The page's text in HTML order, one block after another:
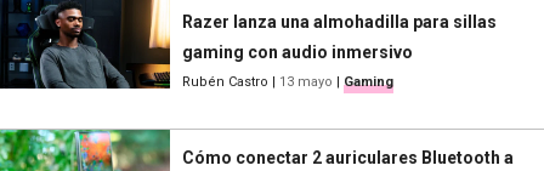
Razer lanza una almohadilla para sillas
gaming con audio inmersivo
Rubén Castro | 13 mayo | Gaming
Cómo conectar 2 auriculares Bluetooth a